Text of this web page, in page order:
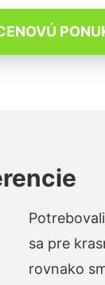
sa pre
rovnako